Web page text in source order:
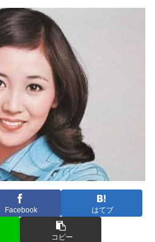
Facebook はてブ
コピー